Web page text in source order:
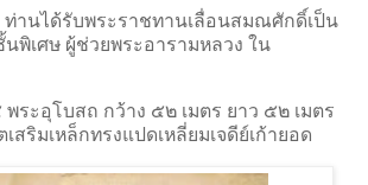
ได้รับพระราชทานเลื่อนสมณศักดิ์เป็น
พิเศษ ผู้ช่วยพระอารามหลวง ใน
อุโบสถ กว้าง ๕๒ เมตร ยาว ๕๒ เมตร
สริมเหล็กทรงแปดเหลี่ยมเจดีย์เก้ายอด